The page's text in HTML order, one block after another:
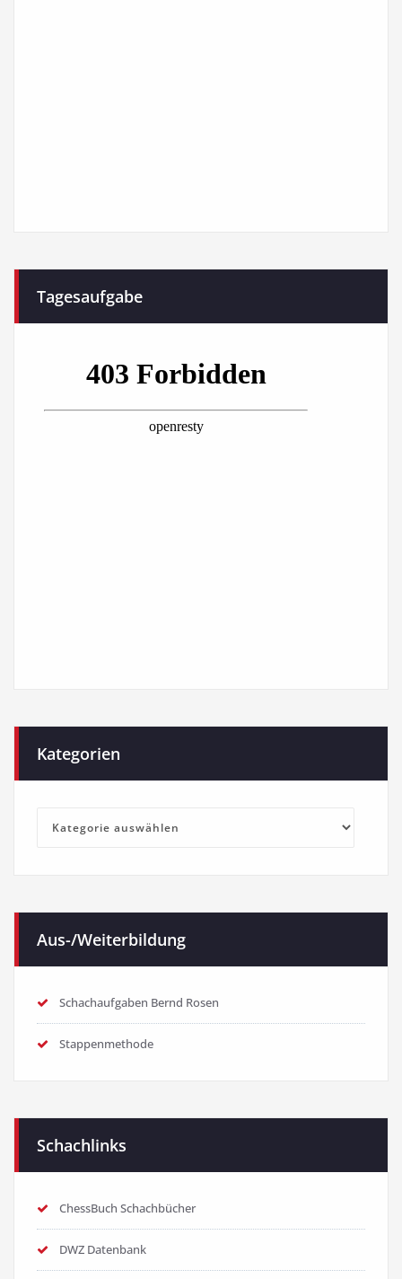
Tagesaufgabe
Kategorien
Kategorien
Aus-/Weiterbildung
Schachaufgaben Bernd Rosen
Stappenmethode
Schachlinks
ChessBuch Schachbücher
DWZ Datenbank